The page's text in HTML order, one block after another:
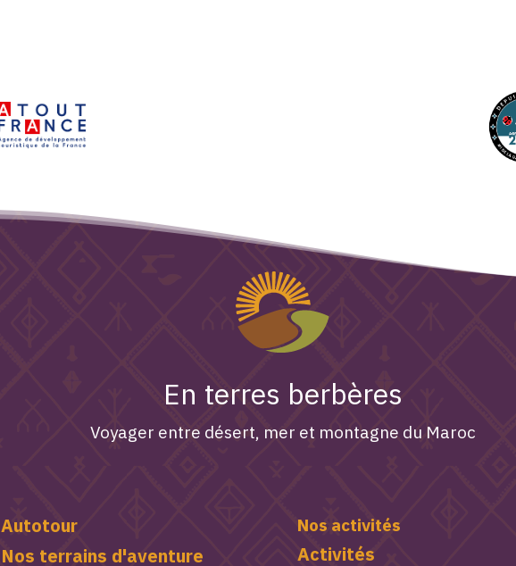
En terres berbères
Voyager entre désert, mer et montagne du Maroc
Autotour
Nos terrains d'aventure
Nos activités
Activités